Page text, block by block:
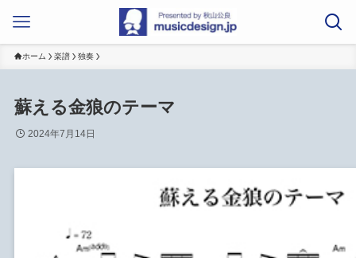
ホーム 楽譜 独奏
蘇える金狼のテーマ
2024年7月14日